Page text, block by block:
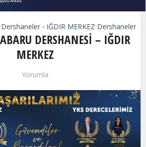
Dershaneler • IĞDIR MERKEZ Dershaneler
DERSHANESİ – IĞDIR
MERKEZ
Yorumla